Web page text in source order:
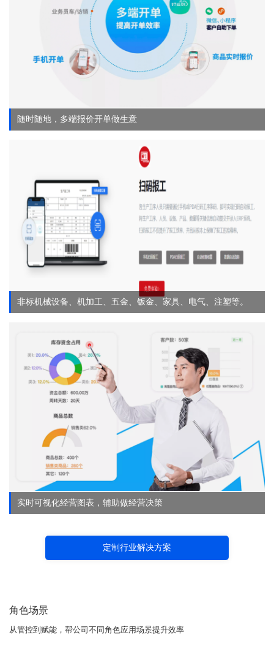
随时随地，多端报价开单做生意
非标机械设备、机加工、五金、钣金、家具、电气、注塑等。
实时可视化经营图表，辅助做经营决策
定制行业解决方案
角色场景
从管控到赋能，帮公司不同角色应用场景提升效率